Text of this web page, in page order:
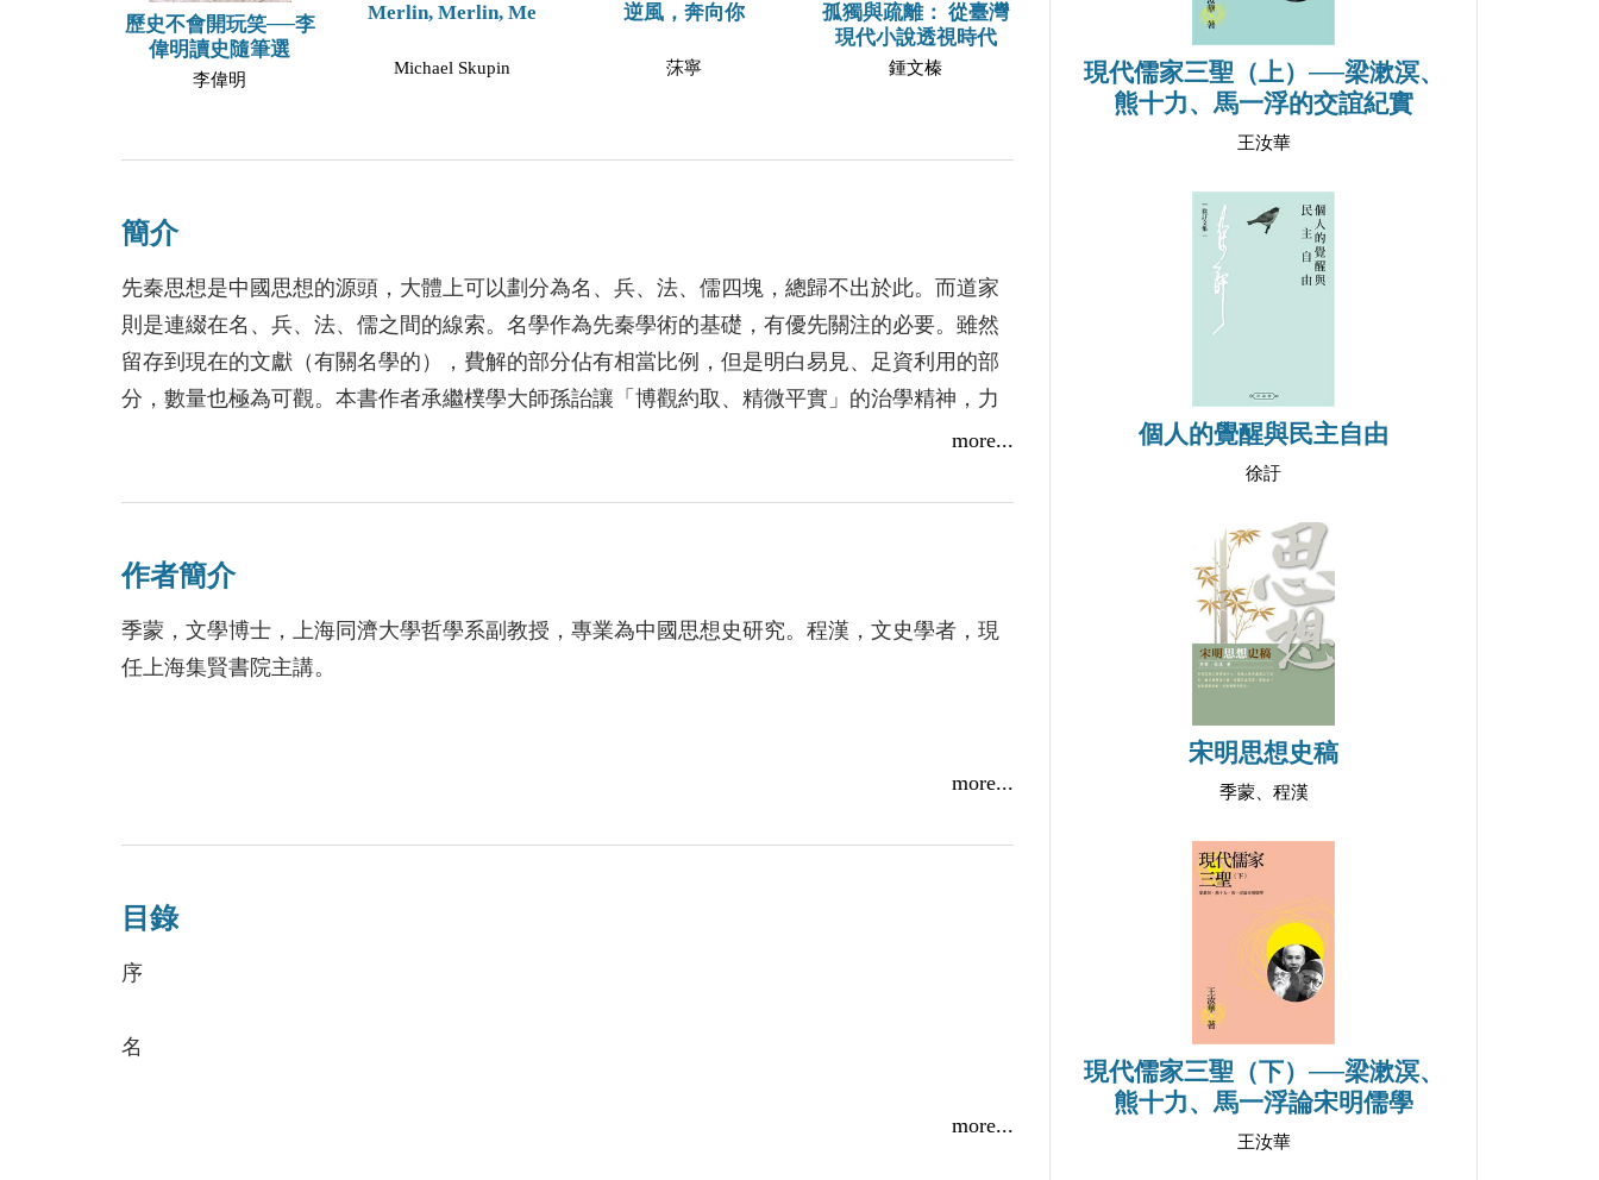
歷史不會開玩笑──李
偉明讀史隨筆選
李偉明
Merlin, Merlin, Me
Michael Skupin
逆風，奔向你
莯寧
孤獨與疏離： 從臺灣
現代小說透視時代
鍾文榛
簡介
先秦思想是中國思想的源頭，大體上可以劃分為名、兵、法、儒四塊，總歸不出於此。而道家
則是連綴在名、兵、法、儒之間的線索。名學作為先秦學術的基礎，有優先關注的必要。雖然
留存到現在的文獻（有關名學的），費解的部分佔有相當比例，但是明白易見、足資利用的部
分，數量也極為可觀。本書作者承繼樸學大師孫詒讓「博觀約取、精微平實」的治學精神，力
求還先秦諸子本來面目，對原典的文字原義「發其疑牾、正其訓釋」，反覆剖析、互相印證，
more...
作者簡介
季蒙，文學博士，上海同濟大學哲學系副教授，專業為中國思想史研究。程漢，文史學者，現
任上海集賢書院主講。
more...
目錄
序
名
more...
現代儒家三聖（上）──梁漱溟、
熊十力、馬一浮的交誼紀實
王汝華
個人的覺醒與民主自由
徐訏
宋明思想史稿
季蒙、程漢
現代儒家三聖（下）──梁漱溟、
熊十力、馬一浮論宋明儒學
王汝華